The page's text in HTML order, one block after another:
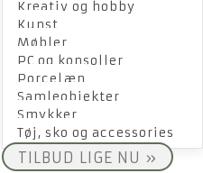
Kreativ og hobby
Kunst
Møbler
PC og konsoller
Porcelæn
Samleobjekter
Smykker
Tøj, sko og accessories
TILBUD LIGE NU »